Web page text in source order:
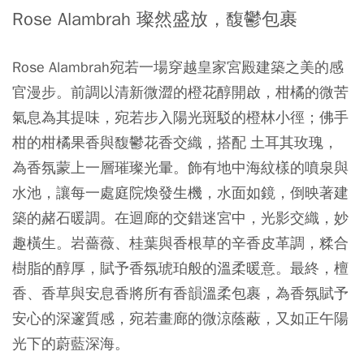
Rose Alambrah 璨然盛放，馥鬱包裹
Rose Alambrah宛若一場穿越皇家宮殿建築之美的感
官漫步。前調以清新微澀的橙花醇開啟，柑橘的微苦
氣息為其提味，宛若步入陽光斑駁的橙林小徑；佛手
柑的柑橘果香與馥鬱花香交織，搭配 土耳其玫瑰，
為香氛蒙上一層璀璨光暈。飾有地中海紋樣的噴泉與
水池，讓每一處庭院煥發生機，水面如鏡，倒映著建
築的赭石暖調。在迴廊的交錯迷宮中，光影交織，妙
趣橫生。岩薔薇、桂葉與香根草的辛香皮革調，糅合
樹脂的醇厚，賦予香氛琥珀般的溫柔暖意。最終，檀
香、香草與安息香將所有香韻溫柔包裹，為香氛賦予
安心的深邃質感，宛若畫廊的微涼蔭蔽，又如正午陽
光下的蔚藍深海。